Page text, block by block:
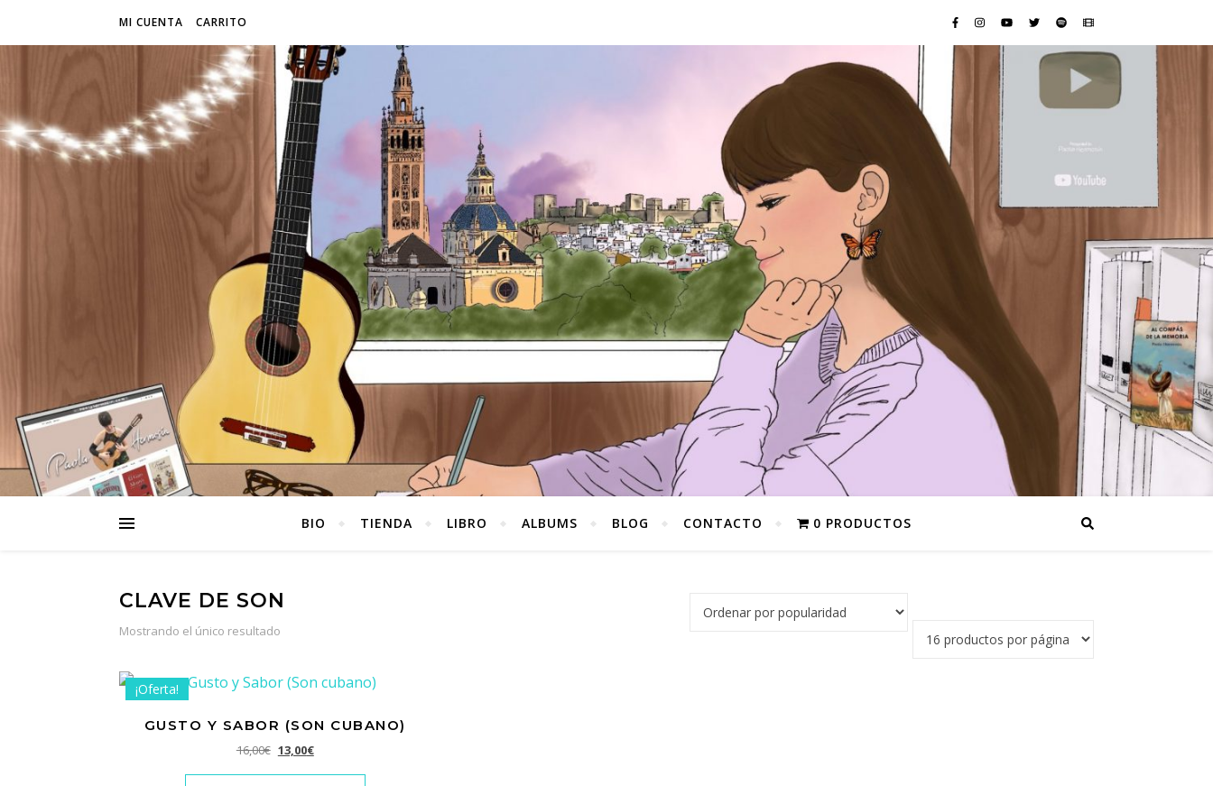
MI CUENTA CARRITO
BIO TIENDA LIBRO ALBUMS BLOG CONTACTO 0 PRODUCTOS
CLAVE DE SON
Mostrando el único resultado
¡Oferta!
GUSTO Y SABOR (SON CUBANO)
16,00€ El precio original era: 16,00€.
13,00€El precio actual es: 13,00€.